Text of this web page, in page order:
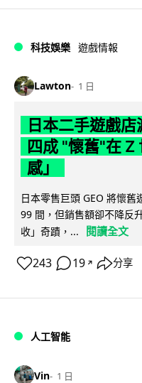
科技娛樂 遊戲情報
Lawton 1 日
日本二手遊戲
四成 "懷舊"在 Z
感」
日本零售巨頭 GEO 將懷
99 間，但銷售額卻不降反
收」奇蹟，...
閱讀全文
243 19 ↗ 分享
人工智能
Vin 1 日